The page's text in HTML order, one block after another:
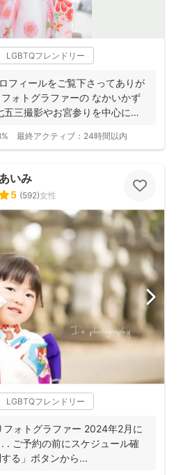
LGBTQフレンドリー
フィールをご覧下さってありが
ォトグラファーの なかいかず
三撮影やお宮参りを中心に家
最終アクティブ： 24時間以内
いみ
5 (592)女性
LGBTQフレンドリー
ォトグラファー 2024年2月に
. ご予約の前にスケジュール確
る」ボタンから...